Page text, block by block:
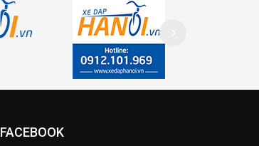
FACEBOOK